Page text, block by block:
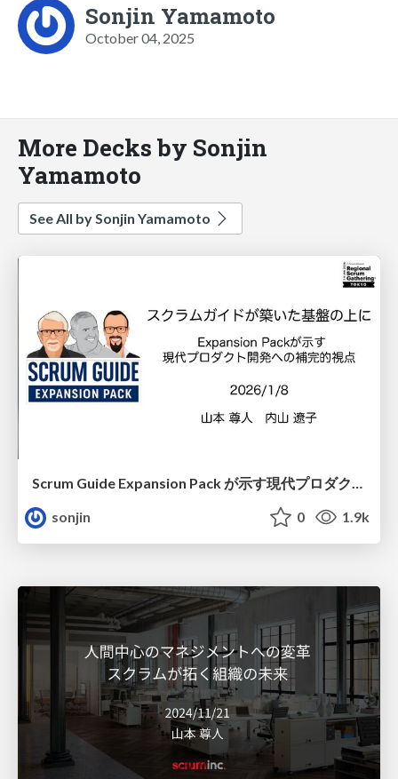
Sonjin Yamamoto
October 04, 2025
More Decks by Sonjin
Yamamoto
See All by Sonjin Yamamoto
Scrum Guide Expansion Pack が示す現代プロダクト開発への補完的視点
sonjin
0 1.9k